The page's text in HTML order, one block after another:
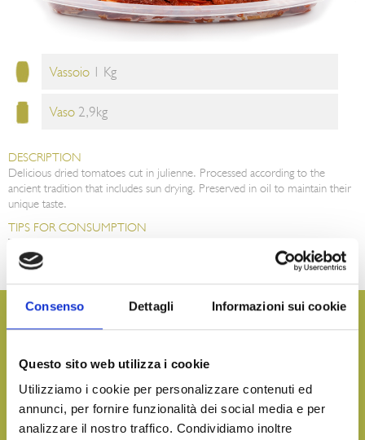
Consenso Dettagli Informazioni sui cookie
Questo sito web utilizza i cookie
Utilizziamo i cookie per personalizzare contenuti ed
annunci, per fornire funzionalità dei social media e per
analizzare il nostro traffico. Condividiamo inoltre
Vassoio 1 Kg
Vaso 2,9kg
DESCRIPTION
Delicious dried tomatoes cut in julienne. Processed according to the
ancient tradition that includes sun drying. Preserved in oil to maintain their
unique taste.
TIPS FOR CONSUMPTION
The product is ready to be enjoyed as an appetizer or on bruschetta or
bread. With a light but unique taste, it could be used as a side dish but it
also enrich pasta dishes, rice salads, cous-cous and pizza.
Want more information and receive our product catalog?
Bring the taste of the sea to your table, on any occasion